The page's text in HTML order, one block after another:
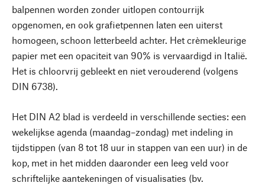
balpennen worden zonder uitlopen contourrijk
opgenomen, en ook grafietpennen laten een uiterst
homogeen, schoon letterbeeld achter. Het crèmekleurige
papier met een opaciteit van 90% is vervaardigd in Italië.
Het is chloorvrij gebleekt en niet verouderend (volgens
DIN 6738).
Het DIN A2 blad is verdeeld in verschillende secties: een
wekelijkse agenda (maandag–zondag) met indeling in
tijdstippen (van 8 tot 18 uur in stappen van een uur) in de
kop, met in het midden daaronder een leeg veld voor
schriftelijke aantekeningen of visualisaties (bv.